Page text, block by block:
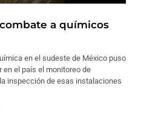
a químicos
en el sudeste de México puso
en el país el monitoreo de
inspección de esas instalaciones